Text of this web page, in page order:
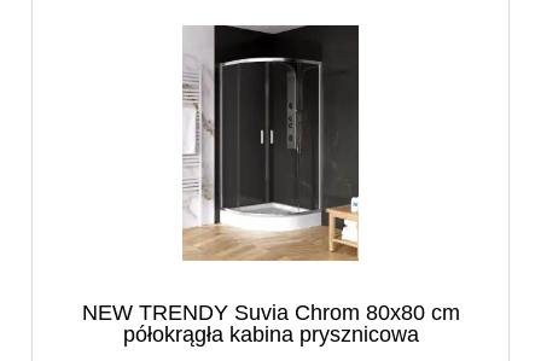
NEW TRENDY Suvia Chrom 80x80 cm
półokrągła kabina prysznicowa